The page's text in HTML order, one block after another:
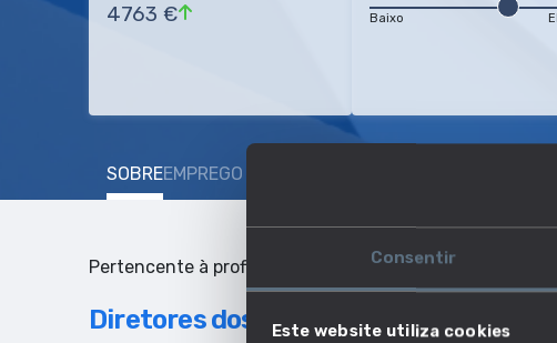
Consentir
Este website utiliza cookies
4763 € Baixo
SOBREEMPREGO E SALÁRIO
Pertencente à profissão:
Diretores dos serviços das